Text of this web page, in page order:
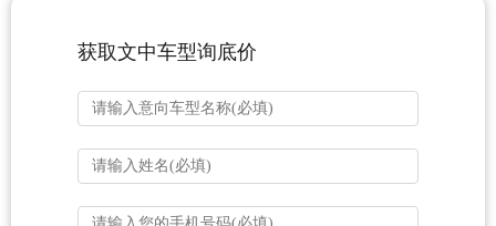
获取文中车型询底价